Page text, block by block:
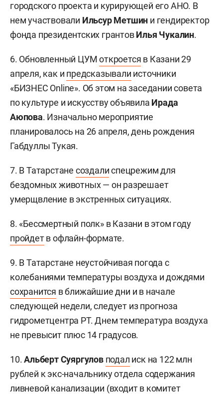
городского проекта и курирующей его АНО. В
нем участвовали Ильсур Метшин и гендиректор
фонда президентских грантовИлья Чукалин.
6. Обновленный ЦУМоткроется в Казани 29
апреля, как и предсказывали источники
«БИЗНЕС Online». Об этом на заседании совета
по культуре и искусству объявила Ирада
Аюпова. Изначально мероприятие
планировалось на 26 апреля, день рождения
Габдуллы Тукая.
7. В Татарстане создалиспецрежим для
бездомных животных — он разрешает
умерщвление в экстренных ситуациях.
8. «Бессмертный полк» в Казани в этом году
пройдетв офлайн-формате.
9. В Татарстане неустойчивая погода с
колебаниями температуры воздуха и дождями
сохранится в ближайшие дни и в начале
следующей недели, следует из прогноза
гидрометцентра РТ. Днем температура воздуха
не превысит плюс 14 градусов.
10.Альберт Суяргулов подал иск на 122 млн
рублей к экс-начальнику отдела содержания
ливневой канализации (входит в комитет